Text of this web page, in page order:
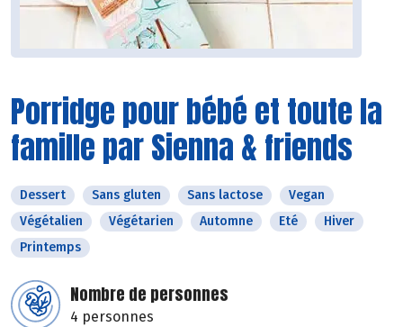
Porridge pour bébé et toute la
famille par Sienna & friends
Dessert Sans gluten Sans lactose
Vegan
Végétalien
Végétarien Automne Eté
Hiver
Printemps
Nombre de personnes
4 personnes